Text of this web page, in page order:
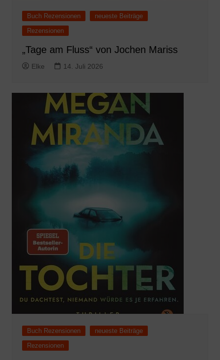
Buch Rezensionen
neueste Beiträge
Rezensionen
„Tage am Fluss“ von Jochen Mariss
Elke 14. Juli 2026
Buch Rezensionen
neueste Beiträge
Rezensionen